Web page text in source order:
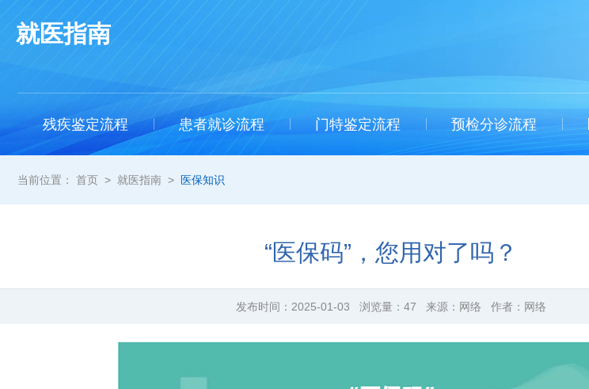
就医指南
残疾鉴定流程 患者就诊流程 门特鉴定流程 预检分诊流程
当前位置： 首页 > 就医指南 > 医保知识
“医保码”，您用对了吗？
发布时间： 2025-01-03 浏览量： 47 来源： 网络 作者： 网络